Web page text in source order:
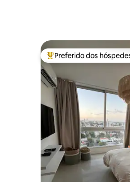
Entre os melhores
Preferido dos